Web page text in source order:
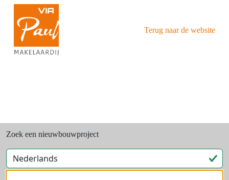
Terug naar de website
Zoek een nieuwbouwproject